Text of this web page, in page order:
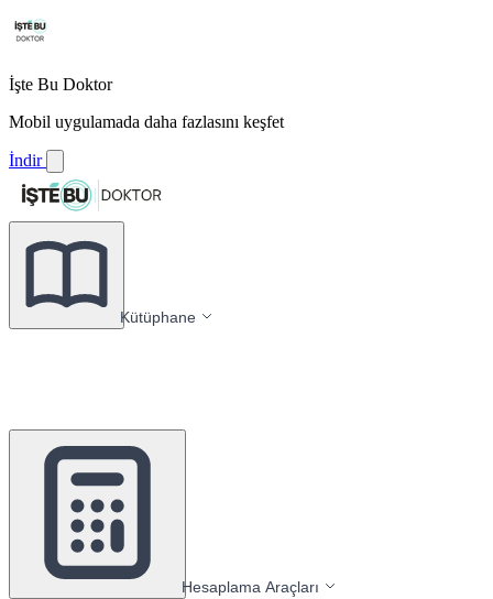
İşte Bu Doktor
Mobil uygulamada daha fazlasını keşfet
İndir
Kütüphane
Hesaplama Araçları